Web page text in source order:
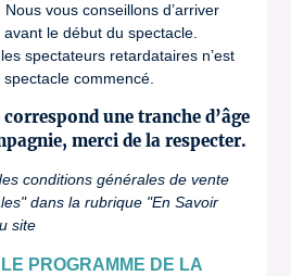
vous conseillons d’arriver
le début du spectacle.
spectateurs retardataires n’est
commencé.
une tranche d’âge
merci de la respecter.
conditions générales de vente
dans la rubrique "En Savoir
site
PROGRAMME DE LA